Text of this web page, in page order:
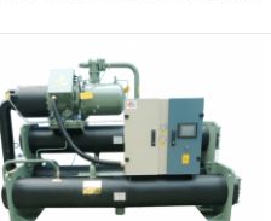
industrie alimentaire